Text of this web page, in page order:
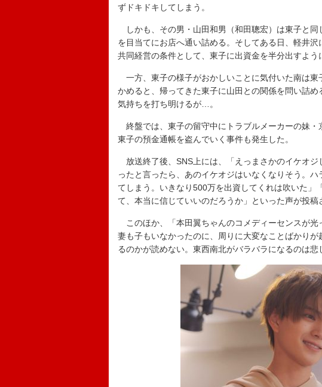
ずドキドキしてしまう。
しかも、その男・山田和男（和田聰宏）は東子と
を目当てにお店へ通い詰める。そしてある日、軽井
共同経営の条件として、東子に出資金を半分出すよう
一方、東子の様子がおかしいことに気付いた南は
かめると、帰ってきた東子に山田との関係を問い詰
気持ちを打ち明けるが…。
終盤では、東子の留守中にトラブルメーカーの妹・
東子の預金通帳を盗んでいく事件も発生した。
放送終了後、SNS上には、「えっまさかのイケオ
ったと言ったら、あのイケオジはいなくなりそう。
てしまう。いきなり500万を出資してくれは吹いた
て、本当に信じていいのだろうか」といった声が投稿
このほか、「本田翼ちゃんのコメディーセンスが
妻も子もいなかったのに、周りに大変なことばかり
るのかが読めない。東西南北がバラバラになるのは悲